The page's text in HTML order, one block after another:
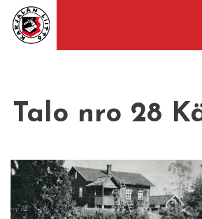
Talo nro 28